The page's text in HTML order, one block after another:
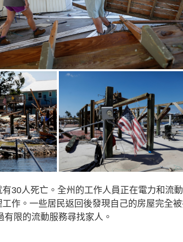
30人死亡。全州的工作人員正在電力和流
作。一些居民返回後發現自己的房屋完全
限的流動服務尋找家人。